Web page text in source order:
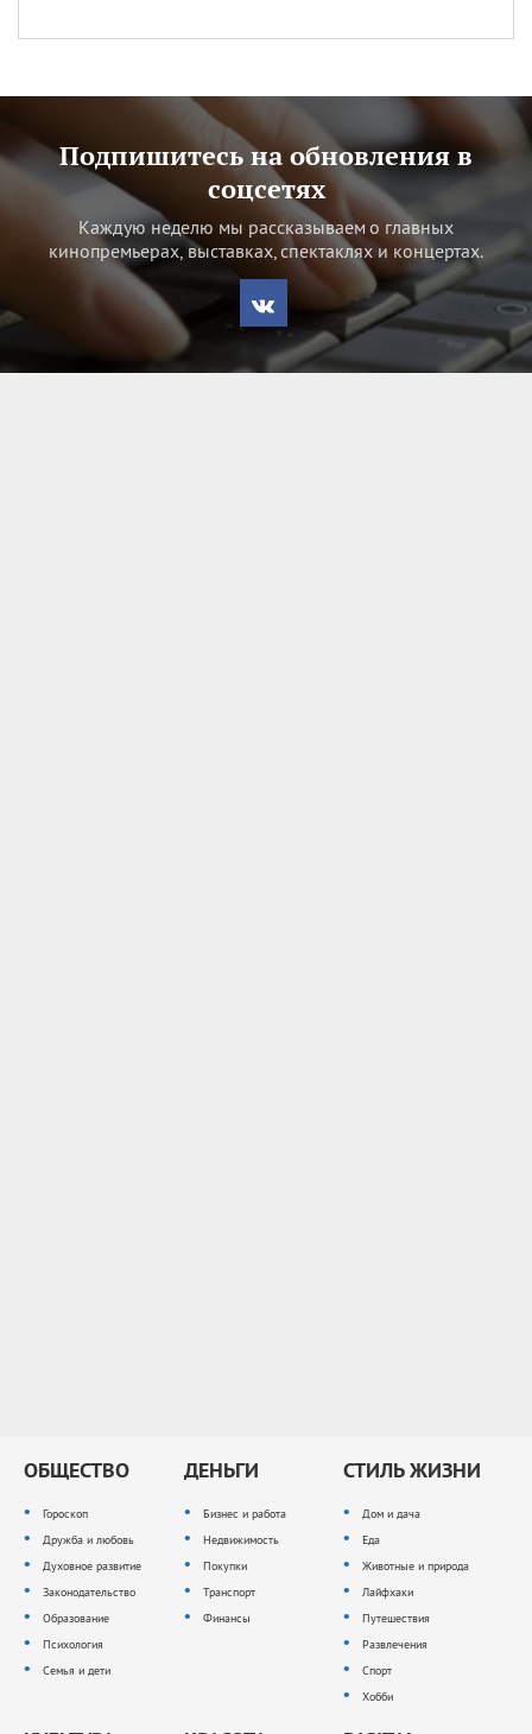
Подпишитесь на обновления в
соцсетях
Каждую неделю мы рассказываем о главных
кинопремьерах, выставках, спектаклях и концертах.
ОБЩЕСТВО
Гороскоп
Дружба и любовь
Духовное развитие
Законодательство
Образование
Психология
Семья и дети
ДЕНЬГИ
Бизнес и работа
Недвижимость
Покупки
Транспорт
Финансы
СТИЛЬ ЖИЗНИ
Дом и дача
Еда
Животные и природа
Лайфхаки
Путешествия
Развлечения
Спорт
Хобби